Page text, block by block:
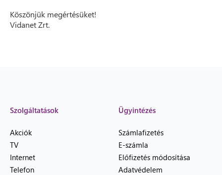
Köszönjük megértésüket!
Vidanet Zrt.
Szolgáltatások
Akciók
TV
Internet
Telefon
Ügyintézés
Számlafizetés
E-számla
Előfizetés módosítása
Adatvédelem